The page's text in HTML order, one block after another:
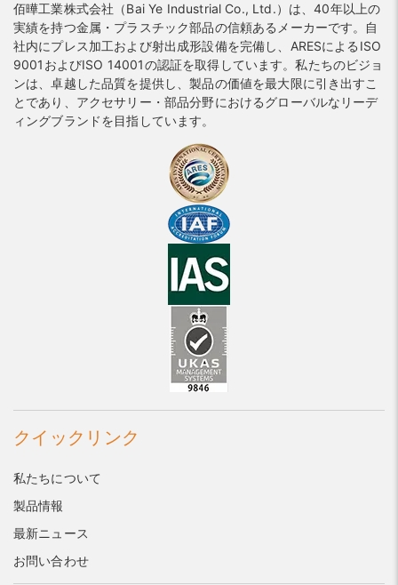
佰曄工業株式会社（Bai Ye Industrial Co., Ltd.）は、40年以上の
実績を持つ金属・プラスチック部品の信頼あるメーカーです。自
社内にプレス加工および射出成形設備を完備し、ARESによるISO
9001およびISO 14001の認証を取得しています。私たちのビジョ
ンは、卓越した品質を提供し、製品の価値を最大限に引き出すこ
とであり、アクセサリー・部品分野におけるグローバルなリーデ
ィングブランドを目指しています。
クイックリンク
私たちについて
製品情報
最新ニュース
お問い合わせ